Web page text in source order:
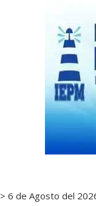
> 6 de Agosto del